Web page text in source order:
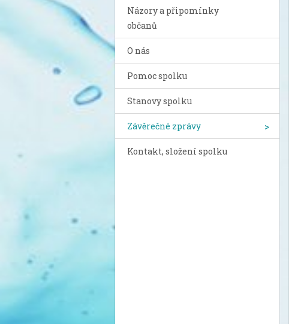
Názory a připomínky
občanů
O nás
Pomoc spolku
Stanovy spolku
Závěrečné zprávy
Kontakt, složení spolku